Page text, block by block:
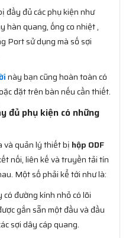
đầy đủ các phụ kiện như
hàn quang, ống co nhiệt ,
Port sử dụng mà số sợi
này bạn cũng hoàn toàn có
đặt trên bàn nếu cần thiết.
đủ phụ kiện có những
và quản lý thiết bị hộp ODF
nối, liên kế và truyền tải tín
Một số phải kể tới như là:
đường kính nhỏ có lõi
gắn sẵn một đầu và đầu
sợi dây cáp quang.